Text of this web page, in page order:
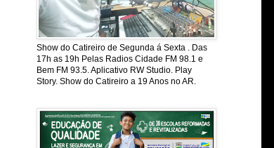
Show do Catireiro de Segunda á Sexta . Das
17h as 19h Pelas Radios Cidade FM 98.1 e
Bem FM 93.5. Aplicativo RW Studio. Play
Story. Show do Catireiro a 19 Anos no AR.